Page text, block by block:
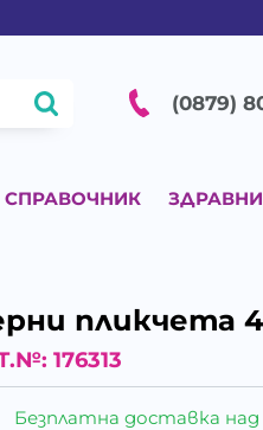
(0879)
СПРАВОЧНИК
пликчета
176313
Безплатна доставка